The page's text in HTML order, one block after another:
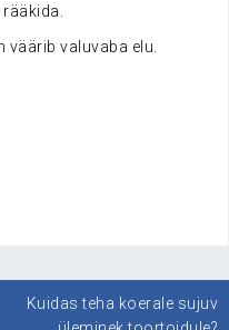
valuvaba elu.
Kuidas teha koerale sujuv